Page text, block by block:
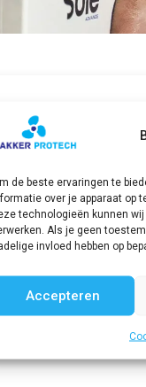
de beste ervaringen te
over je apparaat op
technologieën kunnen
Als je geen
invloed hebben op
Accepteren